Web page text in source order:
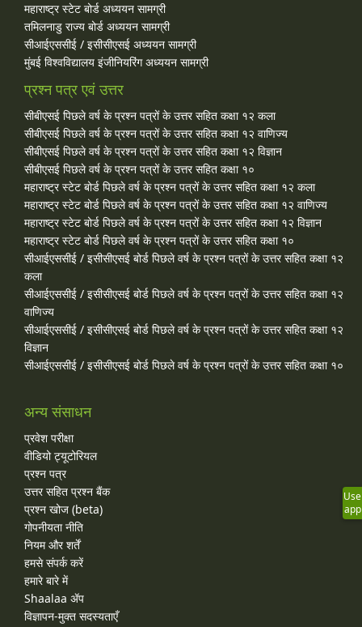
महाराष्ट्र स्टेट बोर्ड अध्ययन सामग्री
तमिलनाडु राज्य बोर्ड अध्ययन सामग्री
सीआईएससीई / इसीसीएसई अध्ययन सामग्री
मुंबई विश्वविद्यालय इंजीनियरिंग अध्ययन सामग्री
प्रश्न पत्र एवं उत्तर
सीबीएसई पिछले वर्ष के प्रश्न पत्रों के उत्तर सहित कक्षा १२ कला
सीबीएसई पिछले वर्ष के प्रश्न पत्रों के उत्तर सहित कक्षा १२ वाणिज्य
सीबीएसई पिछले वर्ष के प्रश्न पत्रों के उत्तर सहित कक्षा १२ विज्ञान
सीबीएसई पिछले वर्ष के प्रश्न पत्रों के उत्तर सहित कक्षा १०
महाराष्ट्र स्टेट बोर्ड पिछले वर्ष के प्रश्न पत्रों के उत्तर सहित कक्षा १२ कला
महाराष्ट्र स्टेट बोर्ड पिछले वर्ष के प्रश्न पत्रों के उत्तर सहित कक्षा १२ वाणिज्य
महाराष्ट्र स्टेट बोर्ड पिछले वर्ष के प्रश्न पत्रों के उत्तर सहित कक्षा १२ विज्ञान
महाराष्ट्र स्टेट बोर्ड पिछले वर्ष के प्रश्न पत्रों के उत्तर सहित कक्षा १०
सीआईएससीई / इसीसीएसई बोर्ड पिछले वर्ष के प्रश्न पत्रों के उत्तर सहित कक्षा १२
कला
सीआईएससीई / इसीसीएसई बोर्ड पिछले वर्ष के प्रश्न पत्रों के उत्तर सहित कक्षा १२
वाणिज्य
सीआईएससीई / इसीसीएसई बोर्ड पिछले वर्ष के प्रश्न पत्रों के उत्तर सहित कक्षा १२
विज्ञान
सीआईएससीई / इसीसीएसई बोर्ड पिछले वर्ष के प्रश्न पत्रों के उत्तर सहित कक्षा १०
अन्य संसाधन
प्रवेश परीक्षा
वीडियो ट्यूटोरियल
प्रश्न पत्र
उत्तर सहित प्रश्न बैंक
प्रश्न खोज (beta)
गोपनीयता नीति
नियम और शर्तें
हमसे संपर्क करें
हमारे बारे में
Shaalaa ॲप
विज्ञापन-मुक्त सदस्यताएँ
Use
app